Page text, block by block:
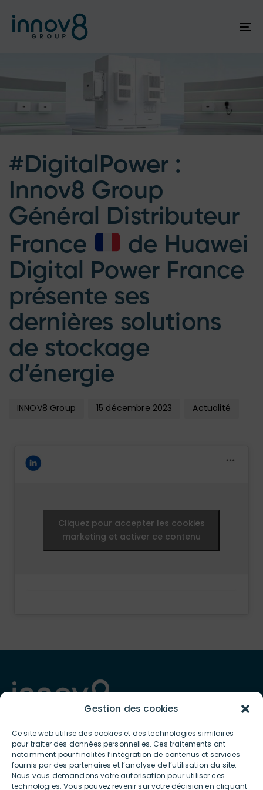
Gestion des cookies
Ce site web utilise des cookies et des technologies similaires
pour traiter des données personnelles. Ces traitements ont
notamment pour finalités l’intégration de contenus et services
fournis par des partenaires et l’analyse de l’utilisation du site.
Nous vous demandons votre autorisation pour utiliser ces
technologies. Vous pouvez revenir sur votre décision en cliquant
#DigitalPower :
Innov8 Group
Général Distributeur
France
de Huawei
Digital Power France
présente ses
dernières solutions
de stockage
d’énergie
INNOV8 Group
on:
15 décembre 2023 Actualité
Cliquez pour accepter les cookies
marketing et activer ce contenu
Présent depuis 2012 en France et à l’international, INNOV8 GROUP
est spécialiste de l’écosystème digital et connecté et met à
disposition des professionnels et des particuliers des services et
produits ultra-innovants contribuant à la transition écologique
et posant les bases d’une consommation digitale bas carbone.